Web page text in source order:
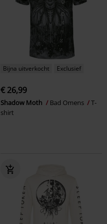
Bijna uitverkocht Exclusief
€ 26,99
Shadow Moth Bad Omens
T-
shirt